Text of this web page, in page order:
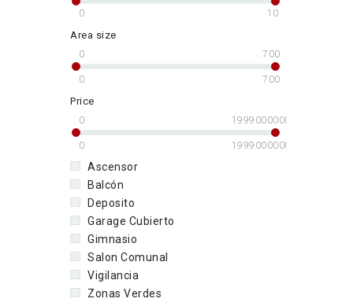
0 10
Area size
0 700
0 700
Price
0 1999000000
0 1999000000
Ascensor
Balcón
Deposito
Garage Cubierto
Gimnasio
Salon Comunal
Vigilancia
Zonas Verdes